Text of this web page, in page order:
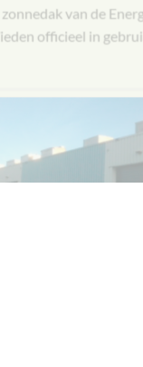
van de
officieel in